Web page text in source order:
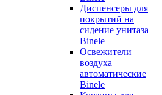
Диспенсеры для
покрытий на
сидение унитаза
Binele
Освежители
воздуха
автоматические
Binele